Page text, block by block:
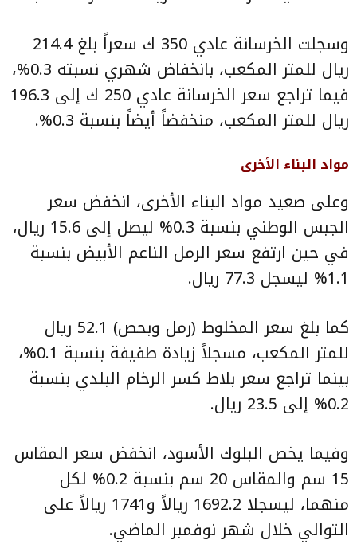
وسجلت الخرسانة عادي 350 ك سعراً بلغ 214.4
ريال للمتر المكعب، بانخفاض شهري نسبته 0.3%،
فيما تراجع سعر الخرسانة عادي 250 ك إلى 196.3
ريال للمتر المكعب، منخفضاً أيضاً بنسبة 0.3%.
مواد البناء الأخرى
وعلى صعيد مواد البناء الأخرى، انخفض سعر
الجبس الوطني بنسبة 0.3% ليصل إلى 15.6 ريال،
في حين ارتفع سعر الرمل الناعم الأبيض بنسبة
1.1% ليسجل 77.3 ريال.
كما بلغ سعر المخلوط (رمل وبحص) 52.1 ريال
للمتر المكعب، مسجلاً زيادة طفيفة بنسبة 0.1%،
بينما تراجع سعر بلاط كسر الرخام البلدي بنسبة
0.2% إلى 23.5 ريال.
وفيما يخص البلوك الأسود، انخفض سعر المقاس
15 سم والمقاس 20 سم بنسبة 0.2% لكل
منهما، ليسجلا 1692.2 ريالاً و1741 ريالاً على
التوالي خلال شهر نوفمبر الماضي.